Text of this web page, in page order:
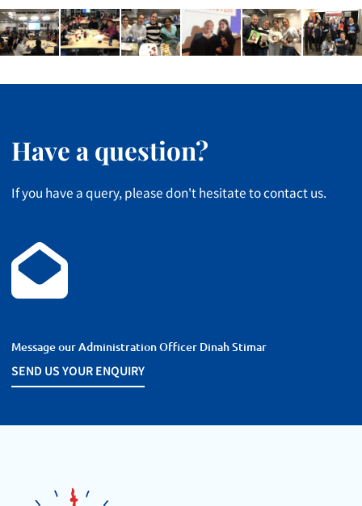
Have a question?
If you have a query, please don't hesitate to contact us.
Message our Administration Officer Dinah Stimar
SEND US YOUR ENQUIRY
SEND US YOUR
ENQUIRY